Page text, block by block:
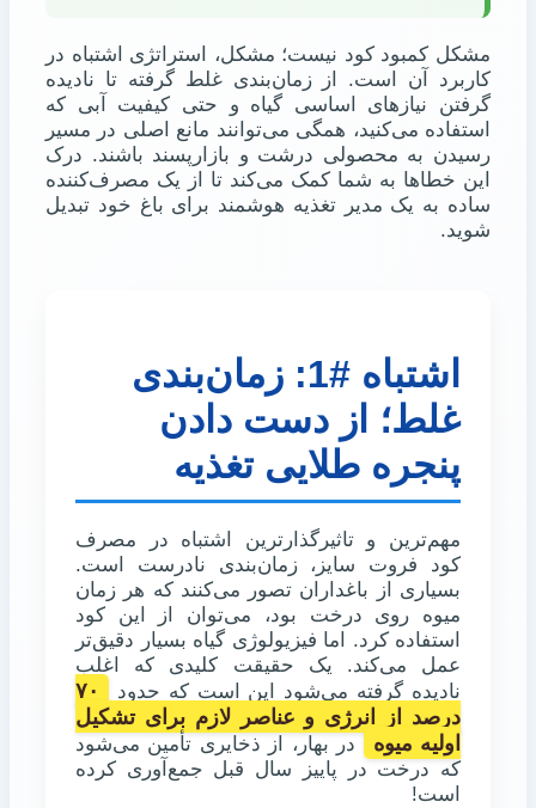
مشکل کمبود کود نیست؛ مشکل، استراتژی اشتباه در
کاربرد آن است. از زمان‌بندی غلط گرفته تا نادیده
گرفتن نیازهای اساسی گیاه و حتی کیفیت آبی که
استفاده می‌کنید، همگی می‌توانند مانع اصلی در مسیر
رسیدن به محصولی درشت و بازارپسند باشند. درک
این خطاها به شما کمک می‌کند تا از یک مصرف‌کننده
ساده به یک مدیر تغذیه هوشمند برای باغ خود تبدیل
شوید.
اشتباه #1: زمان‌بندی
غلط؛ از دست دادن
پنجره طلایی تغذیه
مهم‌ترین و تاثیرگذارترین اشتباه در مصرف
کود فروت سایز، زمان‌بندی نادرست است.
بسیاری از باغداران تصور می‌کنند که هر زمان
میوه روی درخت بود، می‌توان از این کود
استفاده کرد. اما فیزیولوژی گیاه بسیار دقیق‌تر
عمل می‌کند. یک حقیقت کلیدی که اغلب
نادیده گرفته می‌شود این است که حدود ۷۰
درصد از انرژی و عناصر لازم برای تشکیل
اولیه میوه در بهار، از ذخایری تأمین می‌شود
که درخت در پاییز سال قبل جمع‌آوری کرده
است!